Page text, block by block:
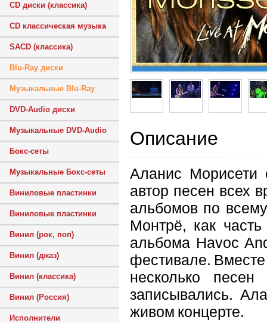
CD диски (классика)
CD классическая музыка
SACD (классика)
Blu-Ray диски
Музыкальные Blu-Ray
DVD-Audio диски
Музыкальные DVD-Audio
Бокс-сеты
Музыкальные Бокс-сеты
Виниловые пластинки
Виниловые пластинки
Винил (рок, поп)
Винил (джаз)
Винил (классика)
Винил (Россия)
Исполнители
Описание
Аланис Морисети
автор песен всех
альбомов по
Монтрё, как
альбома Havoc
фестивале. Вместе
несколько
записывались.
живом концерте.